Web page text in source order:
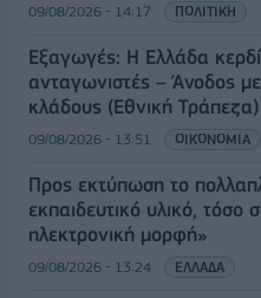
09/08/2026 - 14:17 ΠΟΛΙΤΙΚΗ
Εξαγωγές: Η Ελλάδα
ανταγωνιστές – Άνοδος
κλάδους (Εθνική Τράπεζα)
09/08/2026 - 13:51 ΟΙΚΟΝΟΜΙΑ
Προς εκτύπωση το
εκπαιδευτικό υλικό, τόσο
ηλεκτρονική μορφή»
09/08/2026 - 13:24 ΕΛΛΑΔΑ